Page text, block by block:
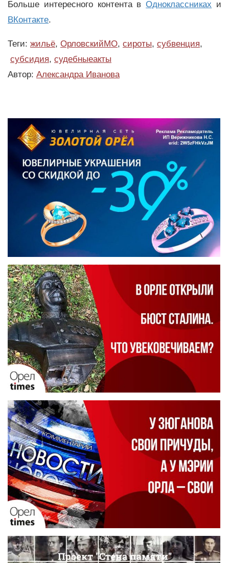
Больше интересного контента вОдноклассниках и
ВКонтакте.
Теги: жильё, ОрловскийМО, сироты, субвенция,
субсидия, судебныеакты
Автор: Александра Иванова